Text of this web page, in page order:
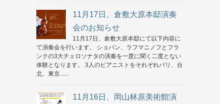
11月17日、倉敷大原本邸演奏
会のお知らせ
11月17日、倉敷大原本邸にて以下内容に
て演奏会を行います。 ショパン、ラフマニノフとフラ
ンクの3大チェロソナタの演奏を一度に聞く二度とない
体験となります。 3人のピアニストをそれぞれパリ、台
北、東京......
11月16日、岡山林原美術館演